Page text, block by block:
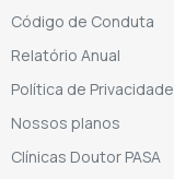
Código de Conduta
Relatório Anual
Política de Privacidade
Nossos planos
Clínicas Doutor PASA